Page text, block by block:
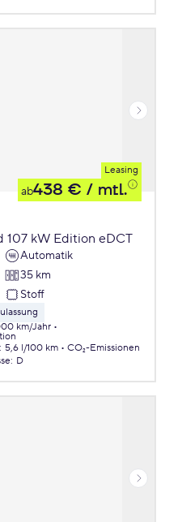
Leasing
ab438 € / mtl.
107 kW Edition eDCT
Automatik
35 km
Stoff
km/Jahr
: 5,6 l/100 km
CO₂-Emissionen
: D